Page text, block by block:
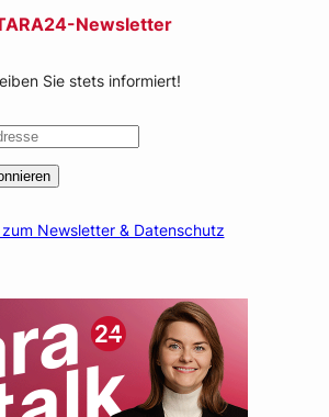
Newsletter
Sie stets informiert!
zum Newsletter & Datenschutz